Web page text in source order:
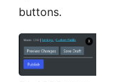
buttons.